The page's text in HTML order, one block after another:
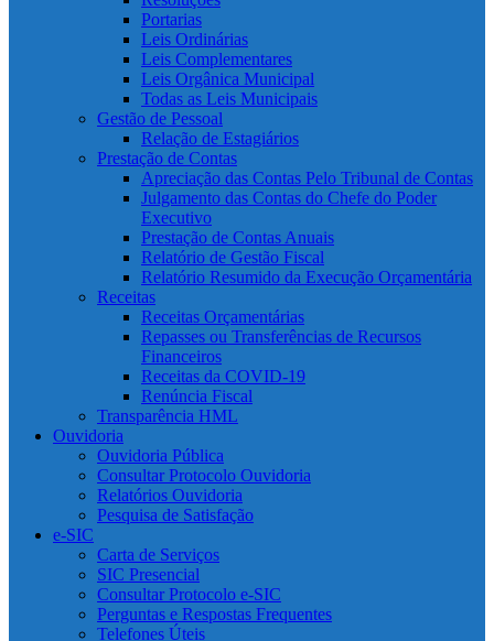
Portarias
Leis Ordinárias
Leis Complementares
Leis Orgânica Municipal
Todas as Leis Municipais
Gestão de Pessoal
Relação de Estagiários
Prestação de Contas
Apreciação das Contas Pelo Tribunal de Contas
Julgamento das Contas do Chefe do Poder
Executivo
Prestação de Contas Anuais
Relatório de Gestão Fiscal
Relatório Resumido da Execução Orçamentária
Receitas
Receitas Orçamentárias
Repasses ou Transferências de Recursos
Financeiros
Receitas da COVID-19
Renúncia Fiscal
Transparência HML
Ouvidoria
Ouvidoria Pública
Consultar Protocolo Ouvidoria
Relatórios Ouvidoria
Pesquisa de Satisfação
e-SIC
Carta de Serviços
SIC Presencial
Consultar Protocolo e-SIC
Perguntas e Respostas Frequentes
Telefones Úteis